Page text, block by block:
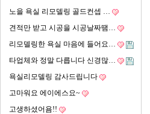
노을 욕실 리모델링 골드컨셉 …
견적만 받고 시공을 시공날짜땜…
리모델링한 욕실 마음에 들어요…
타업체와 정말 다릅니다 신경많…
욕실리모델링 감사드립니다
고마워요 에이에스요~
고생하셨어욤!!